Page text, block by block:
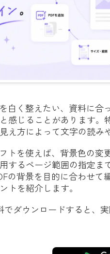
白く整えたい、資料に合
感じることがあります。
え方によって文字の読み
トを使えば、背景色の変
するページ範囲の指定
の背景を目的に合わせて
トを紹介します。
でダウンロードすると、